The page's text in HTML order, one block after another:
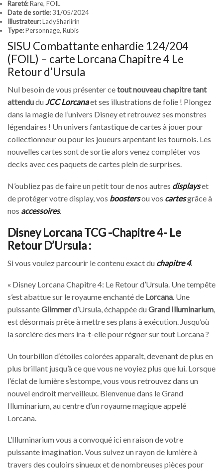
Rareté:Rare, FOIL
Date de sortie: 31/05/2024
Illustrateur:LadySharlirin
Type:Personnage, Rubis
SISU Combattante enhardie 124/204
(FOIL) – carte Lorcana Chapitre 4 Le
Retour d’Ursula
Nul besoin de vous présenter cetout nouveau chapitre tant
attenduduJCC Lorcanaet ses illustrations de folie ! Plongez
dans la magie de l’univers Disney et retrouvez ses monstres
légendaires ! Un univers fantastique de cartes à jouer pour
collectionneur ou pour les joueurs arpentant les tournois. Les
nouvelles cartes sont de sortie alors venez compléter vos
decks avec ces paquets de cartes plein de surprises.
N’oubliez pas de faire un petit tour de nos autres displayset
de protéger votre display, vos boostersou vos cartesgrâce à
nos accessoires.
Disney Lorcana TCG -Chapitre 4- Le
Retour D’Ursula :
Si vous voulez parcourir le contenu exact du chapitre 4.
« Disney Lorcana Chapitre 4: Le Retour d’Ursula. Une tempête
s’est abattue sur le royaume enchanté de Lorcana. Une
puissanteGlimmerd’Ursula, échappée duGrand Illuminarium,
est désormais prête à mettre ses plans à exécution. Jusqu’où
la sorcière des mers ira-t-elle pour régner sur tout Lorcana ?
Un tourbillon d’étoiles colorées apparaît, devenant de plus en
plus brillant jusqu’à ce que vous ne voyiez plus que lui. Lorsque
l’éclat de lumière s’estompe, vous vous retrouvez dans un
nouvel endroit merveilleux. Bienvenue dans le Grand
Illuminarium, au centre d’un royaume magique appelé
Lorcana.
L’Illuminarium vous a convoqué ici en raison de votre
puissante imagination. Vous suivez un rayon de lumière à
travers des couloirs sinueux et de nombreuses pièces pour